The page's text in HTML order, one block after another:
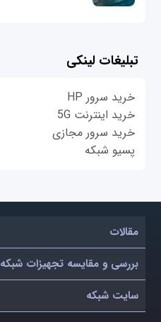
تبلیغات لینکی
خرید سرور HP
خرید اینترنت 5G
خرید سرور مجازی
پسیو شبکه
مقالات
بررسی و مقایسه تجهیزات شبکه
سایت شبکه